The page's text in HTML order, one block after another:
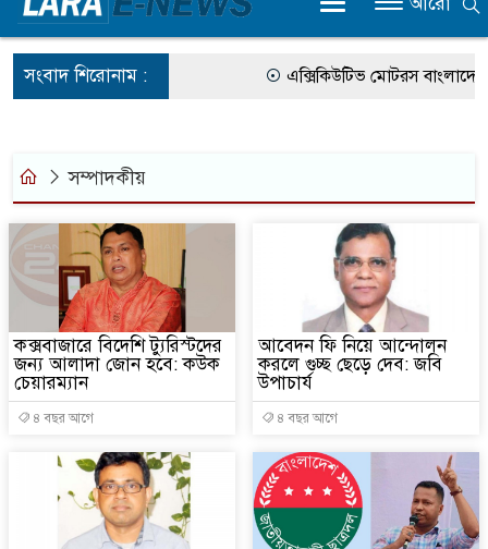
সংবাদ শিরোনাম : এক্সিকিউটিভ মোটরস
বাংলাদেশের পাসপোর্টের মান
২০২৩ সালে কতজন হজে যেতে
সম্পাদকীয়
কক্সবাজারে বিদেশি ট্যুরিস্টদের
জন্য আলাদা জোন হবে: কউক
চেয়ারম্যান
৪ বছর আগে
আবেদন ফি নিয়ে আন্দোলন
করলে গুচ্ছ ছেড়ে দেব: জবি
উপাচার্য
৪ বছর আগে